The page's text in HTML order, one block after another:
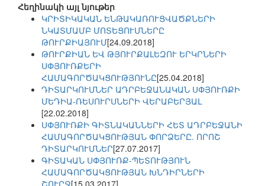
Հեղինակի այլ նյութեր
ԿՐԻՏԻԿԱԿԱՆ ԵՆԹԱԿԱՌՈՒՑՎԱԾՔՆԵՐԻ
ՆԿԱՏՄԱՄԲ ՄՈՏԵՑՈՒՄՆԵՐԸ
ԹՈՒՐՔԻԱՅՈՒՄ[24.09.2018]
ԹՈՒՐՔԻԱՆ ԵՎ ԹՅՈՒՐՔԱԼԵԶՈՒ ԵՐԿՐՆԵՐԻ
ՍՓՅՈՒՌՔԵՐԻ
ՀԱՄԱԳՈՐԾԱԿՑՈՒԹՅՈՒՆԸ[25.04.2018]
ԴԻՏԱՐԿՈՒՄՆԵՐ ԱԴՐԲԵՋԱՆԱԿԱՆ ՍՓՅՈՒՌՔԻ
ՄԵԴԻԱ-ՌԵՍՈՒՐՍՆԵՐԻ ՎԵՐԱԲԵՐՅԱԼ
[22.02.2018]
ՍՓՅՈՒՌՔԻ ԳԻՏՆԱԿԱՆՆԵՐԻ ՀԵՏ ԱԴՐԲԵՋԱՆԻ
ՀԱՄԱԳՈՐԾԱԿՑՈՒԹՅԱՆ ՓՈՐՁԵՐԸ. ՈՐՈՇ
ԴԻՏԱՐԿՈՒՄՆԵՐ[27.07.2017]
ԳԻՏԱԿԱՆ ՍՓՅՈՒՌՔ-ՊԵՏՈՒԹՅՈՒՆ
ՀԱՄԱԳՈՐԾԱԿՑՈՒԹՅԱՆ ԽՆԴԻՐՆԵՐԻ